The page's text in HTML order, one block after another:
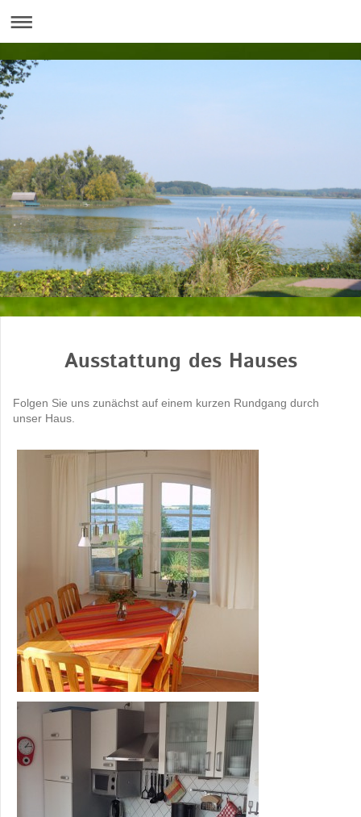
Ausstattung des Hauses
Folgen Sie uns zunächst auf einem kurzen Rundgang durch
unser Haus.